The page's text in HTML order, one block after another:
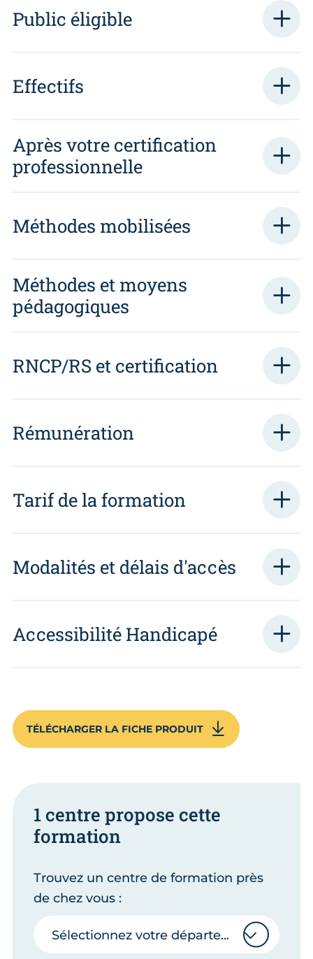
Public éligible
Effectifs
Après votre certification
professionnelle
Méthodes mobilisées
Méthodes et moyens
pédagogiques
RNCP/RS et certification
Rémunération
Tarif de la formation
Modalités et délais d'accès
Accessibilité Handicapé
TÉLÉCHARGER LA FICHE PRODUIT
1 centre propose cette
formation
Trouvez un centre de formation près
de chez vous :
Sélectionnez votre département
Sélectionnez votre département